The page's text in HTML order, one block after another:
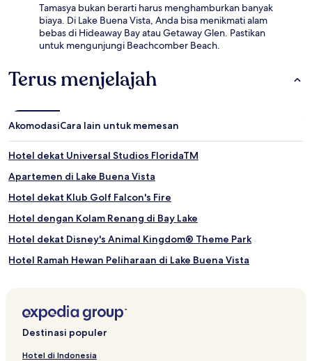
Tamasya bukan berarti harus menghamburkan banyak
biaya. Di Lake Buena Vista, Anda bisa menikmati alam
bebas di Hideaway Bay atau Getaway Glen. Pastikan
untuk mengunjungi Beachcomber Beach.
Terus menjelajah
AkomodasiCara lain untuk memesan
Hotel dekat Universal Studios FloridaTM
Apartemen di Lake Buena Vista
Hotel dekat Klub Golf Falcon's Fire
Hotel dengan Kolam Renang di Bay Lake
Hotel dekat Disney's Animal Kingdom® Theme Park
Hotel Ramah Hewan Peliharaan di Lake Buena Vista
Hotel dengan Kolam Renang di Kissimmee
Destinasi populer
Hotel di Indonesia